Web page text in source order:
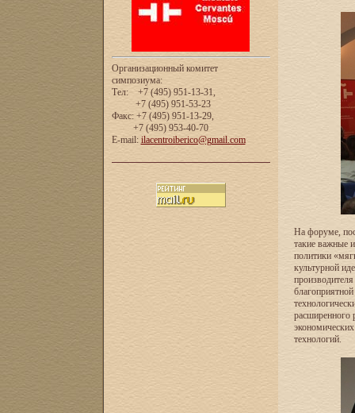
Организационный комитет
симпозиума:
Тел: +7 (495) 951-13-31,
+7 (495) 951-53-23
Факс: +7 (495) 951-13-29,
+7 (495) 953-40-70
E-mail: ilacentroiberico@gmail.com
На форуме,
такие важные
политики
культурной
расширенного
технологий.